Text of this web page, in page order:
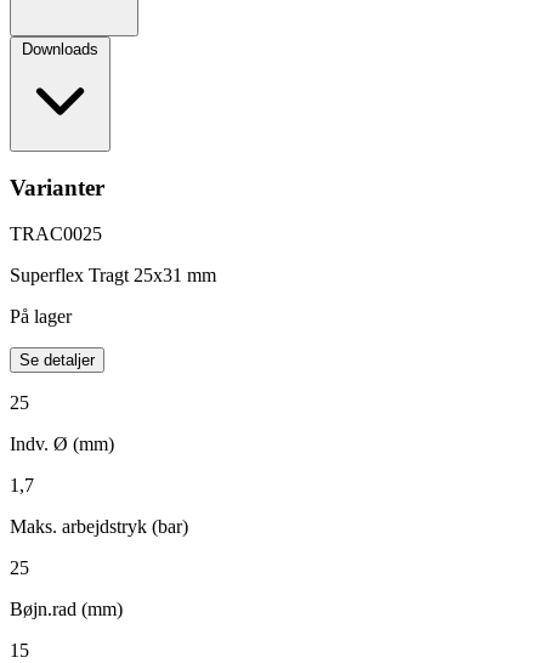
Downloads
Varianter
TRAC0025
Superflex Tragt 25x31 mm
På lager
Se detaljer
25
Indv. Ø (mm)
1,7
Maks. arbejdstryk (bar)
25
Bøjn.rad (mm)
15